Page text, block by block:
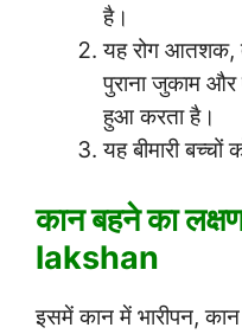
है।
यह रोग आतशक,
पुराना जुकाम और
हुआ करता है।
यह बीमारी
कान बहने का
lakshan
इसमें कान में भारीपन,